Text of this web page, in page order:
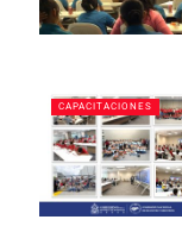
CAPACITACIONES